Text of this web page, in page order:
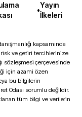
•
Yayın
İlkeleri
kapsamında
risk ve getiri tercihlerinize
sözleşmesi çerçevesinde
için azami özen
bu bilgilerin
Odası sorumlu değildir.
tüm bilgi ve verilerin